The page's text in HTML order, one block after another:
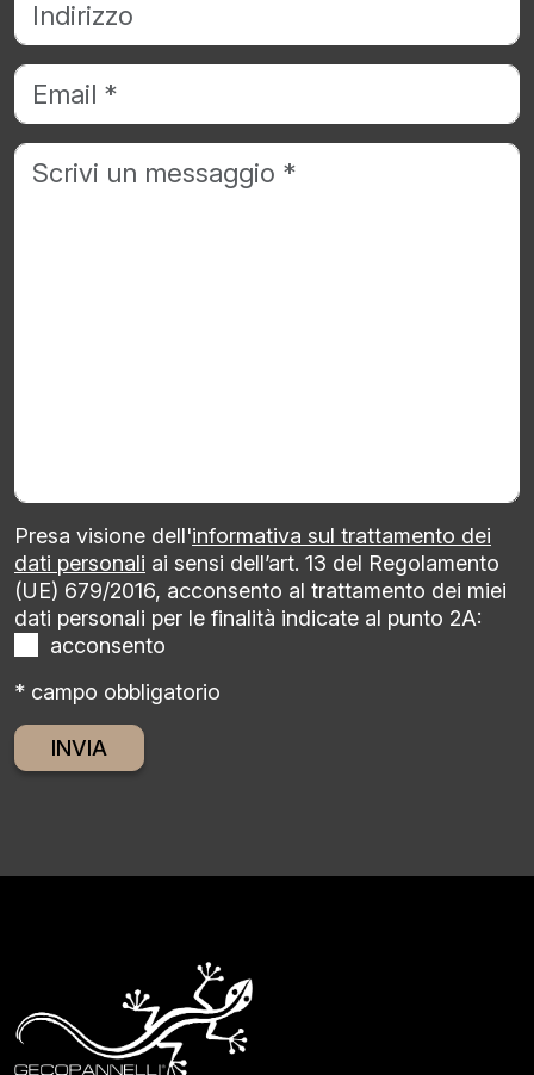
Presa visione dell'informativa sul trattamento dei
dati personali ai sensi dell’art. 13 del Regolamento
(UE) 679/2016, acconsento al trattamento dei miei
dati personali per le finalità indicate al punto 2A:
acconsento
* campo obbligatorio